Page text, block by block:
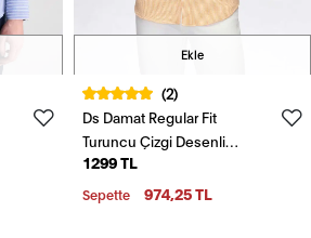
Ekle
(2)
Ds Damat Regular Fit
Turuncu Çizgi Desenli
Pamuklu Gömlek
1299 TL
Sepette 974,25 TL